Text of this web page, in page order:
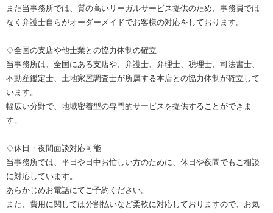
また当事務所では、質の高いリーガルサービス提供のため、事務員では
なく弁護士自らがオーダーメイドでお客様の対応をしております。
♢全国の支店や他士業との協力体制の確立
当事務所は、全国にある支店や、弁護士、弁理士、税理士、司法書士、
不動産鑑定士、土地家屋調査士が所属する本店との協力体制が確立して
います。
幅広い分野で、地域密着型の専門的サービスを提供することができま
す。
♢休日・夜間面談対応可能
当事務所では、平日や日中お忙しい方のために、休日や夜間でもご相談
に対応しています。
あらかじめお電話にてご予約ください。
また、費用に関しては分割払いなど柔軟に対応しておりますので、お気